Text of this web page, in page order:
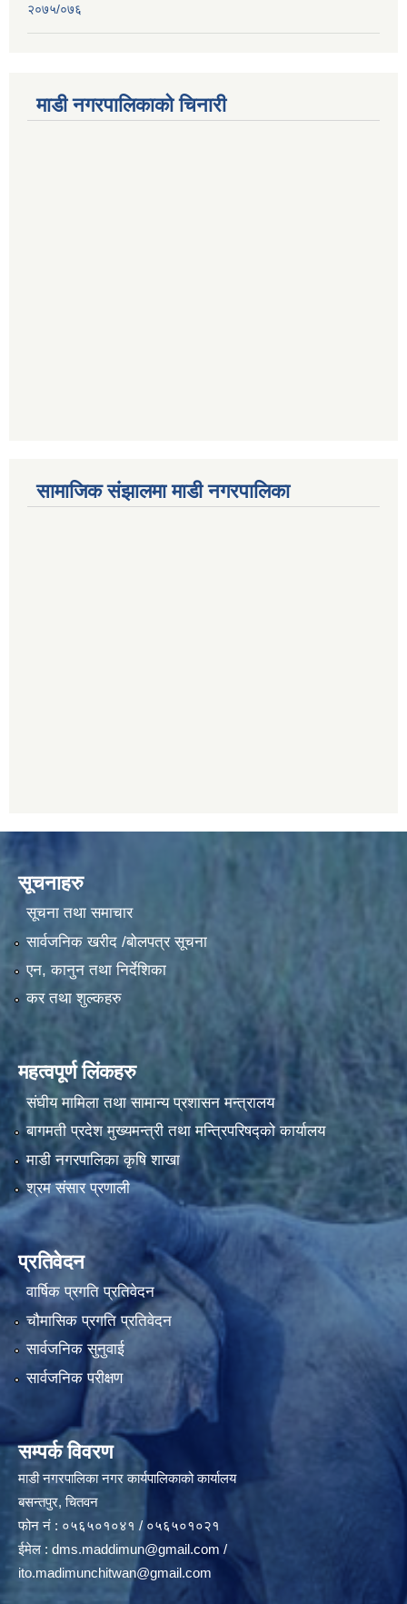
२०७५/०७६
माडी नगरपालिकाको चिनारी
सामाजिक संझालमा माडी नगरपालिका
सूचनाहरु
सूचना तथा समाचार
सार्वजनिक खरीद /बोलपत्र सूचना
एन, कानुन तथा निर्देशिका
कर तथा शुल्कहरु
महत्वपूर्ण लिंकहरु
संघीय मामिला तथा सामान्य प्रशासन मन्त्रालय
बागमती प्रदेश मुख्यमन्त्री तथा मन्त्रिपरिषद्को कार्यालय
माडी नगरपालिका कृषि शाखा
श्रम संसार प्रणाली
प्रतिवेदन
वार्षिक प्रगति प्रतिवेदन
चौमासिक प्रगति प्रतिवेदन
सार्वजनिक सुनुवाई
सार्वजनिक परीक्षण
सम्पर्क विवरण
माडी नगरपालिका नगर कार्यपालिकाको कार्यालय
बसन्तपुर, चितवन
फोन नं : ०५६५०१०४१ / ०५६५०१०२१
ईमेल : dms.maddimun@gmail.com/
ito.madimunchitwan@gmail.com